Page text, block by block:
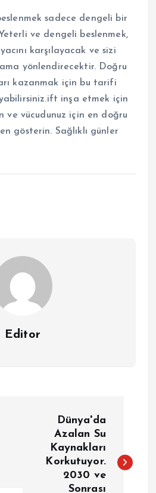
sadece dengeli bir
ve dengeli beslenmek,
karşılayacak ve sizi
yönlendirecektir. Doğru
kazanmak için bu tarifi
inşa etmek için
ve vücudunuz için en doğru
gösterin. Sağlıklı günler
Editor
Dünya'da
Azalan Su
Kaynakları
Korkutuyor.
2030 ve
Sonrası